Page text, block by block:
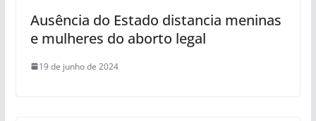
Ausência do Estado distancia meninas
e mulheres do aborto legal
19 de junho de 2024